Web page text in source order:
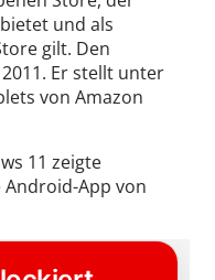
und als
gilt. Den
Er stellt unter
von Amazon
11 zeigte
App von